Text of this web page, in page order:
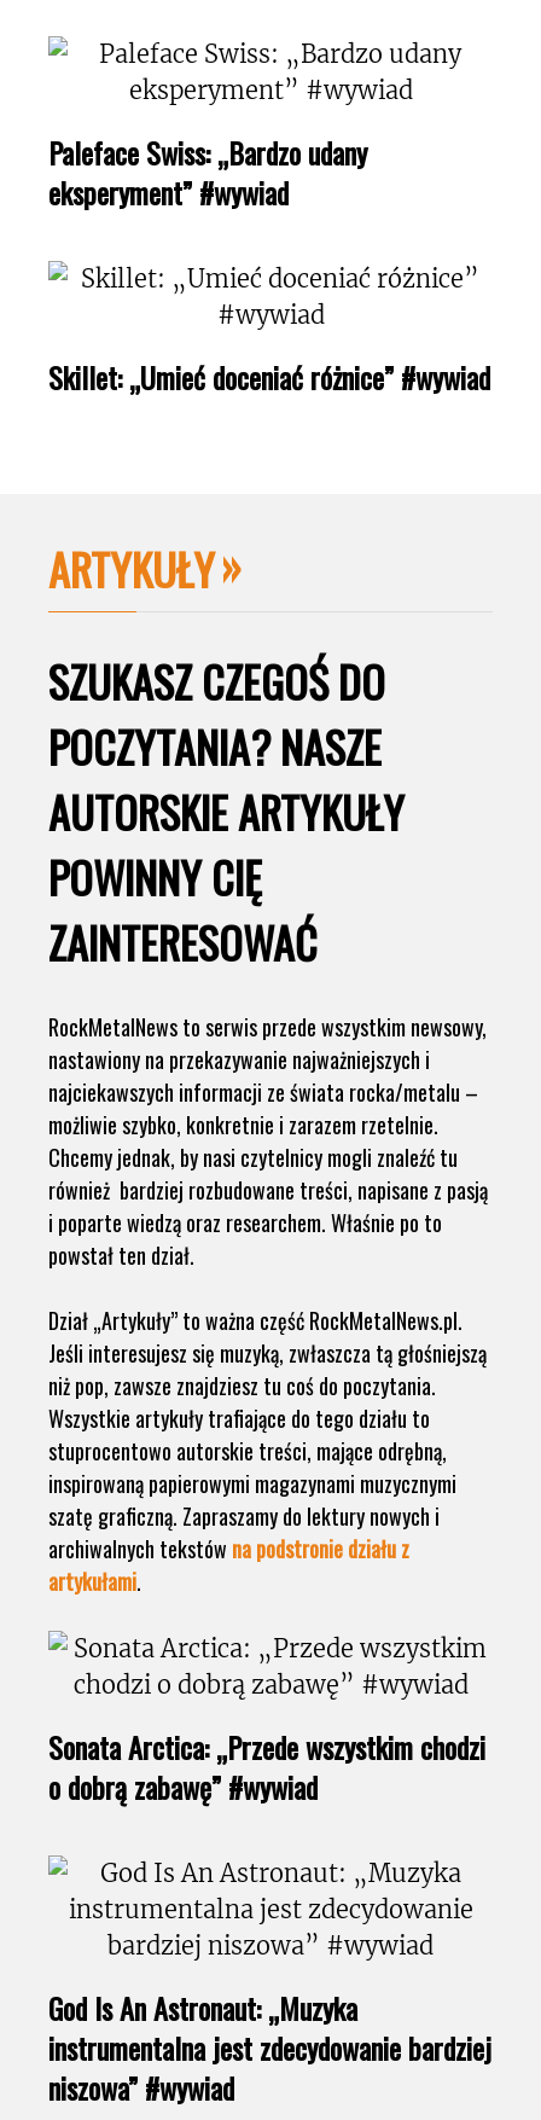
Paleface Swiss: „Bardzo udany
eksperyment” #wywiad
Skillet: „Umieć doceniać różnice” #wywiad
ARTYKUŁY
SZUKASZ CZEGOŚ DO
POCZYTANIA? NASZE
AUTORSKIE ARTYKUŁY
POWINNY CIĘ
ZAINTERESOWAĆ
RockMetalNews to serwis przede wszystkim newsowy,
nastawiony na przekazywanie najważniejszych i
najciekawszych informacji ze świata rocka/metalu –
możliwie szybko, konkretnie i zarazem rzetelnie.
Chcemy jednak, by nasi czytelnicy mogli znaleźć tu
również bardziej rozbudowane treści, napisane z pasją
i poparte wiedzą oraz researchem. Właśnie po to
powstał ten dział.
Dział „Artykuły” to ważna część RockMetalNews.pl.
Jeśli interesujesz się muzyką, zwłaszcza tą głośniejszą
niż pop, zawsze znajdziesz tu coś do poczytania.
Wszystkie artykuły trafiające do tego działu to
stuprocentowo autorskie treści, mające odrębną,
inspirowaną papierowymi magazynami muzycznymi
szatę graficzną. Zapraszamy do lektury nowych i
archiwalnych tekstów na podstronie działu z
artykułami.
Sonata Arctica: „Przede wszystkim chodzi
o dobrą zabawę” #wywiad
God Is An Astronaut: „Muzyka
instrumentalna jest zdecydowanie bardziej
niszowa” #wywiad